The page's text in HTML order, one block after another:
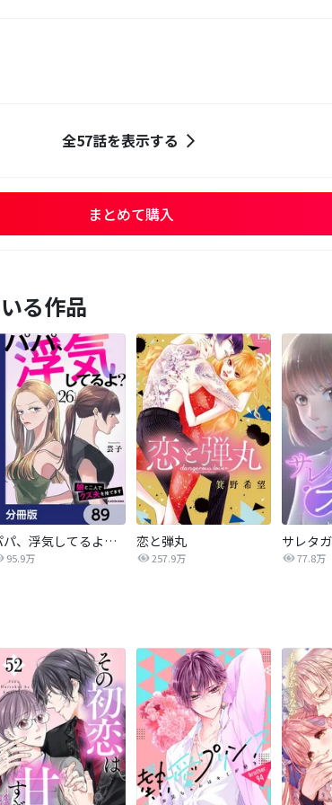
全57話を表示する
まとめて購入
る作品
パパ、浮気してるよ？娘と二人でクズ夫を捨てます【分冊版】
95.9万
恋と弾丸
257.9万 77.8万